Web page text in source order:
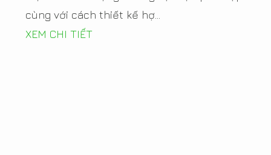
cùng với cách thiết kế hợ...
XEM CHI TIẾT